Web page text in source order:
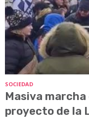
SOCIEDAD
Masiva
proyecto de la